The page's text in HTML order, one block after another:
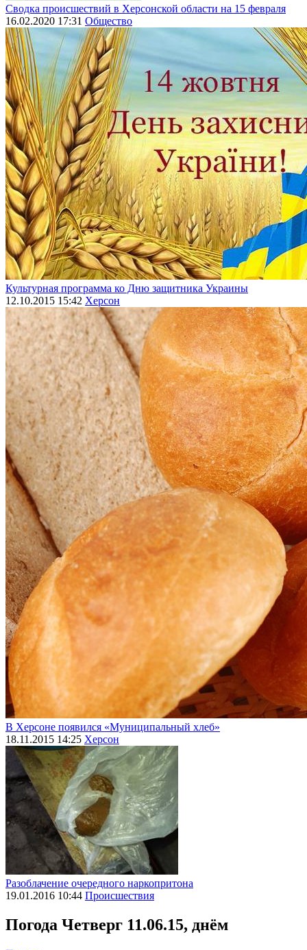
Сводка происшествий в Херсонской области на 15 февраля
16.02.2020 17:31 Общество
Культурная программа ко Дню защитника Украины
12.10.2015 15:42 Херсон
В Херсоне появился «Муниципальный хлеб»
18.11.2015 14:25 Херсон
Разоблачение очередного наркопритона
19.01.2016 10:44 Происшествия
Погода Четверг 11.06.15, днём